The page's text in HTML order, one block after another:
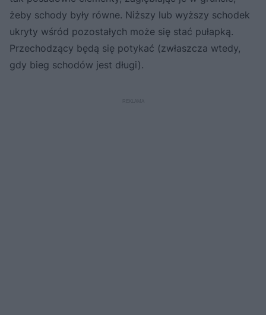
żeby schody były równe. Niższy lub wyższy schodek
ukryty wśród pozostałych może się stać pułapką.
Przechodzący będą się potykać (zwłaszcza wtedy,
gdy bieg schodów jest długi).